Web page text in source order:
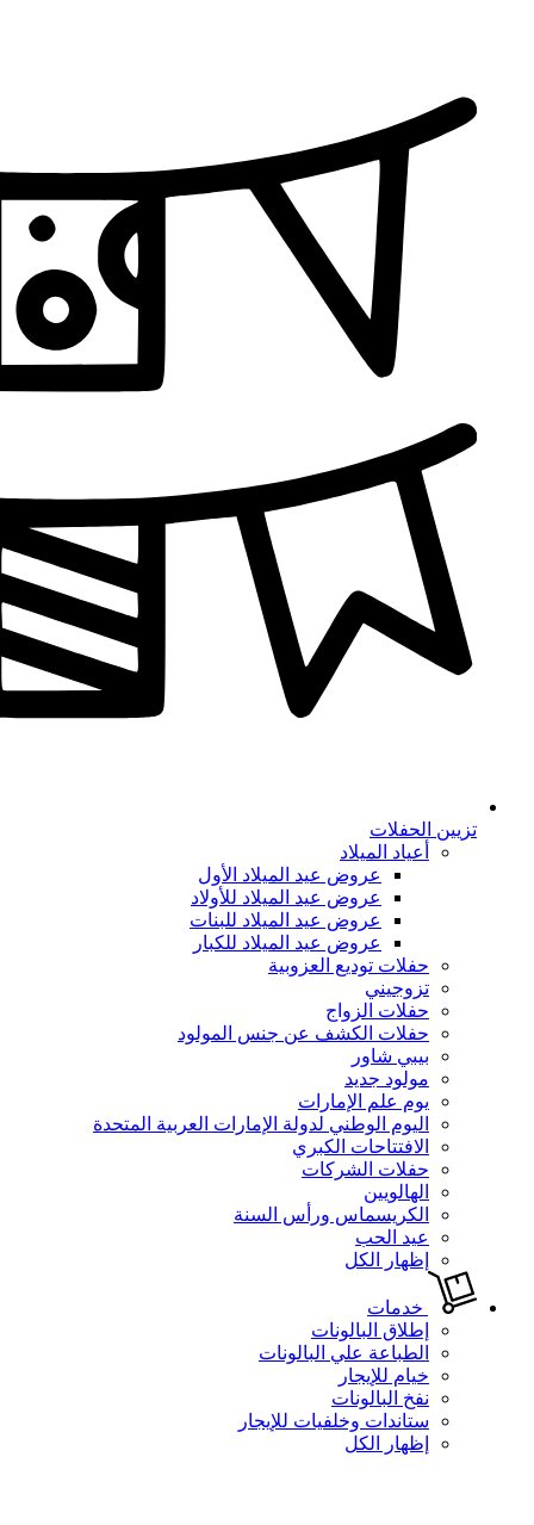
تزيين الحفلات
أعياد الميلاد
عروض عيد الميلاد الأول
عروض عيد الميلاد للأولاد
عروض عيد الميلاد للبنات
عروض عيد الميلاد للكبار
حفلات توديع العزوبية
تزوجيني
حفلات الزواج
حفلات الكشف عن جنس المولود
بيبي شاور
مولود جديد
يوم علم الإمارات
اليوم الوطني لدولة الإمارات العربية المتحدة
الافتتاحات الكبري
حفلات الشركات
الهالويين
الكريسماس ورأس السنة
عيد الحب
إظهار الكل
خدمات
إطلاق البالونات
الطباعة علي البالونات
خيام للإيجار
نفخ البالونات
ستاندات وخلفيات للإيجار
إظهار الكل